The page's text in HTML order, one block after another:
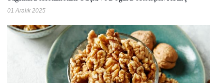
01 Aralık 2025